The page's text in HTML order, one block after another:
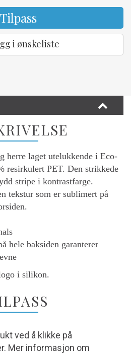
Tilpass
i ønskeliste
herre laget utelukkende i Eco-
resirkulert PET. Den strikkede
stripe i kontrastfarge.
tekstur som er sublimert på
hele baksiden garanterer
i silikon.
ved å klikke på
Mer informasjon om